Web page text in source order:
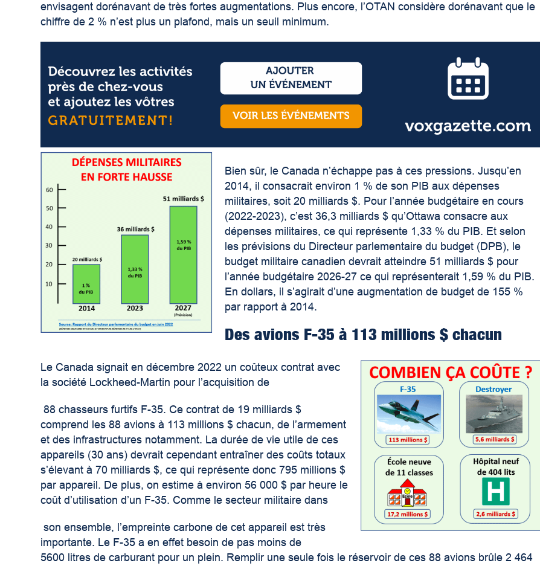
envisagent dorénavant de très fortes augmentations. Plus encore, l’OTAN considère dorénavant que le
chiffre de 2 % n’est plus un plafond, mais un seuil minimum.
Bien sûr, le Canada n’échappe pas à ces pressions. Jusqu’en
2014, il consacrait environ 1 % de son PIB aux dépenses
militaires, soit 20 milliards $. Pour l’année budgétaire en cours
(2022-2023), c’est 36,3 milliards $ qu’Ottawa consacre aux
dépenses militaires, ce qui représente 1,33 % du PIB. Et selon
les prévisions du Directeur parlementaire du budget (DPB), le
budget militaire canadien devrait atteindre 51 milliards $ pour
l’année budgétaire 2026-27 ce qui représenterait 1,59 % du PIB.
En dollars, il s’agirait d’une augmentation de budget de 155 %
par rapport à 2014.
Des avions F-35 à 113 millions $ chacun
Le Canada signait en décembre 2022 un coûteux contrat avec
la société Lockheed-Martin pour l’acquisition de
88 chasseurs furtifs F-35. Ce contrat de 19 milliards $
comprend les 88 avions à 113 millions $ chacun, de l’armement
et des infrastructures notamment. La durée de vie utile de ces
appareils (30 ans) devrait cependant entraîner des coûts totaux
s’élevant à 70 milliards $, ce qui représente donc 795 millions $
par appareil. De plus, on estime à environ56 000 $ par heure le
coût d’utilisation d’un F-35. Comme le secteur militaire dans
son ensemble, l’empreinte carbone de cet appareil est très
importante. Le F-35 a en effet besoin de pas moins de
5600 litres de carburant pour un plein. Remplir une seule fois le réservoir de ces 88 avions brûle 2 464